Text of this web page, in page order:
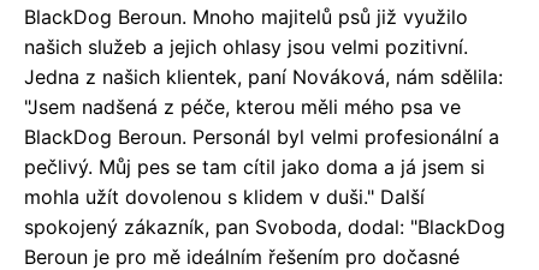
BlackDog Beroun. Mnoho majitelů psů již využilo
našich služeb a jejich ohlasy jsou velmi pozitivní.
Jedna z našich klientek, paní Nováková, nám sdělila:
"Jsem nadšená z péče, kterou měli mého psa ve
BlackDog Beroun. Personál byl velmi profesionální a
pečlivý. Můj pes se tam cítil jako doma a já jsem si
mohla užít dovolenou s klidem v duši." Další
spokojený zákazník, pan Svoboda, dodal: "BlackDog
Beroun je pro mě ideálním řešením pro dočasné